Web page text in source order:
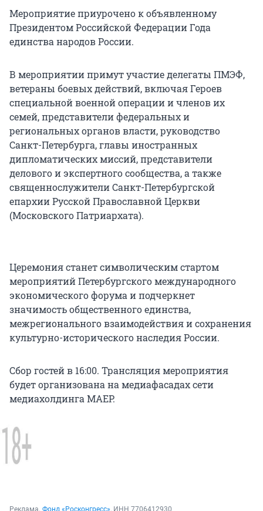
Мероприятие приурочено к объявленному
Президентом Российской Федерации Года
единства народов России.
В мероприятии примут участие делегаты ПМЭФ,
ветераны боевых действий, включая Героев
специальной военной операции и членов их
семей, представители федеральных и
региональных органов власти, руководство
Санкт-Петербурга, главы иностранных
дипломатических миссий, представители
делового и экспертного сообщества, а также
священнослужители Санкт-Петербургской
епархии Русской Православной Церкви
(Московского Патриархата).
Церемония станет символическим стартом
мероприятий Петербургского международного
экономического форума и подчеркнет
значимость общественного единства,
межрегионального взаимодействия и сохранения
культурно-исторического наследия России.
Сбор гостей в 16:00. Трансляция мероприятия
будет организована на медиафасадах сети
медиахолдинга МАЕР.